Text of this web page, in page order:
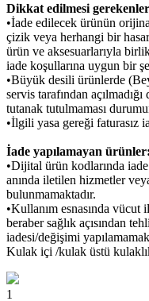
Dikkat edilmesi gerekenler
•İade edilecek ürünün
çizik veya herhangi bir
ürün ve aksesuarlarıyla
iade koşullarına uygun bir
•Büyük desili ürünlerde
servis tarafından
tutanak tutulmaması
•İlgili yasa gereği faturasız
İade yapılamayan ürünler:
•Dijital ürün kodlarında
anında iletilen hizmetler
bulunmamaktadır.
•Kullanım esnasında
beraber sağlık açısından
iadesi/değişimi
Kulak içi /kulak üstü
1